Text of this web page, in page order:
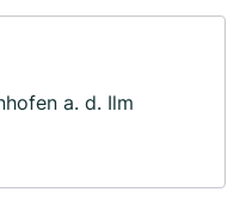
a. d. Ilm